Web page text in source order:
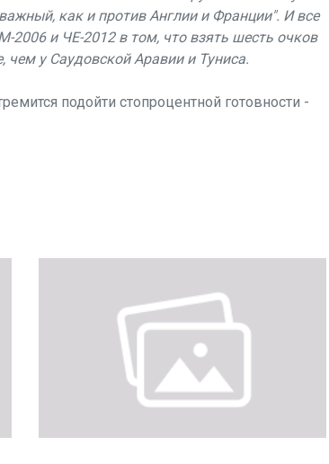
как и против Англии и Франции". И все
и ЧЕ-2012 в том, что взять шесть очков
чем у Саудовской Аравии и Туниса.
подойти стопроцентной готовности -